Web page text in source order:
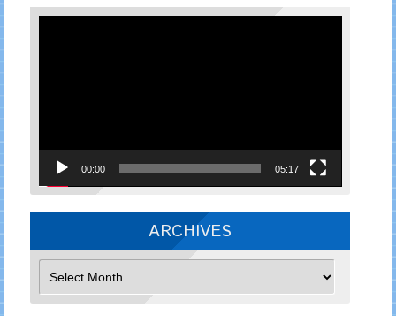
00:00 05:17
ARCHIVES
Archives